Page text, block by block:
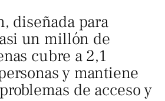
diseñada para
un millón de
cubre a 2,1
y mantiene
de acceso y